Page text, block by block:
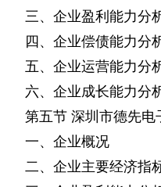
三、企业盈利能力分
四、企业偿债能力分
五、企业运营能力分
六、企业成长能力分
第五节 深圳市德先
一、企业概况
二、企业主要经济指